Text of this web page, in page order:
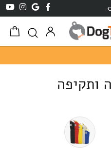
ותקיפה